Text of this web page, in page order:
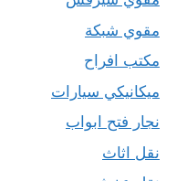
مقوي شبكة
مكتب افراح
ميكانيكي سيارات
نجار فتح ابواب
نقل اثاث